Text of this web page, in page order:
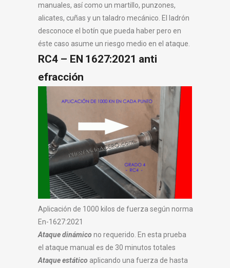
manuales, así como un martillo, punzones,
alicates, cuñas y un taladro mecánico. El ladrón
desconoce el botín que pueda haber pero en
éste caso asume un riesgo medio en el ataque.
RC4 – EN 1627:2021 anti
efracción
Aplicación de 1000 kilos de fuerza según norma
En-1627:2021
Ataque dinámico no requerido. En esta prueba
el ataque manual es de 30 minutos totales
Ataque estático aplicando una fuerza de hasta